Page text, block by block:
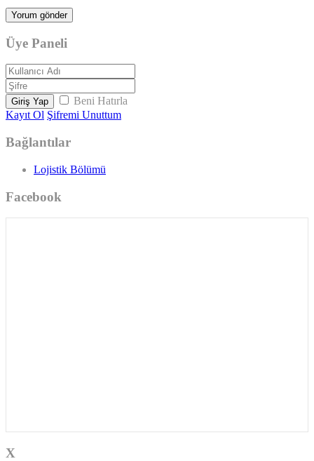
Üye Paneli
Giriş Yap
Beni Hatırla
Kayıt Ol Şifremi Unuttum
Bağlantılar
Lojistik Bölümü
Facebook
X